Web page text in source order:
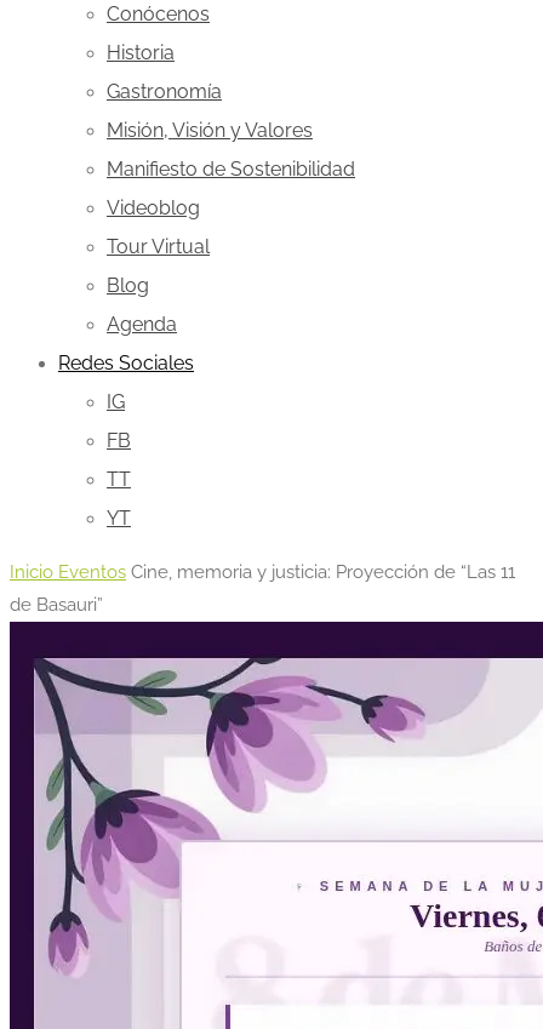
Conócenos
Historia
Gastronomía
Misión, Visión y Valores
Manifiesto de Sostenibilidad
Videoblog
Tour Virtual
Blog
Agenda
Redes Sociales
IG
FB
TT
YT
Inicio Eventos Cine, memoria y justicia: Proyección de “Las 11
de Basauri”